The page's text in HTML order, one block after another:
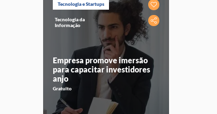
Tecnologia e Startups
Tecnologia da
Informação
Empresa promove imersão
para capacitar investidores
anjo
Gratuito